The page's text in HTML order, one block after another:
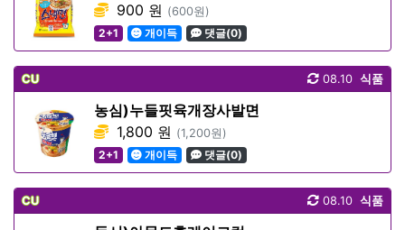
900 원 (600원)
2+1
개이득 댓글(0)
CU 식품
08.10
농심)누들핏육개장사발면
1,800 원 (1,200원)
2+1
개이득 댓글(0)
CU 식품
08.10